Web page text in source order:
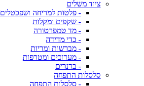
ציוד משלים
- פלטות למריחה ושפכטלים
- שקפים ומקלות
- מד טמפרטורה
- כדי מדידה
- מברשות ומריות
- מערוכים ומטרפות
- ברנרים
סלסלות התפחה
- סלסלות התפחה